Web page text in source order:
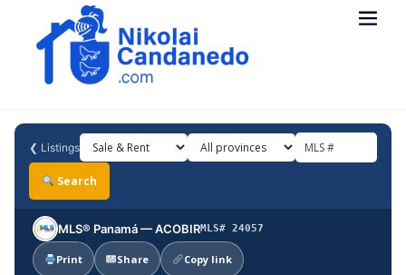
❮ Listings
Search
MLS® Panamá — ACOBIRMLS# 24057
Print Share Copy link